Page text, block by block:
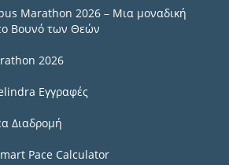
Marathon 2026 – Μια μοναδική
Βουνό των Θεών
2026
Εγγραφές
Διαδρομή
Pace Calculator